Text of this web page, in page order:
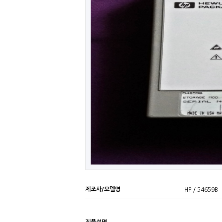
제조사/모델명 HP / 54659B